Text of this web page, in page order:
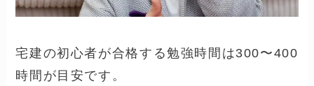
宅建の初心者が合格する勉強時間は300〜400
時間が目安です。